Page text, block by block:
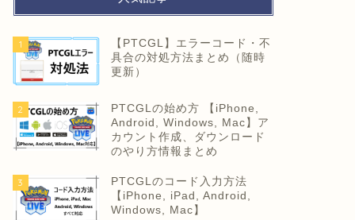
1
【PTCGL】エラーコード・不
具合の対処方法まとめ（随時
更新）
2
PTCGLの始め方 【iPhone,
Android, Windows, Mac】ア
カウント作成、ダウンロード
のやり方情報まとめ
3
PTCGLのコード入力方法
【iPhone, iPad, Android,
Windows, Mac】